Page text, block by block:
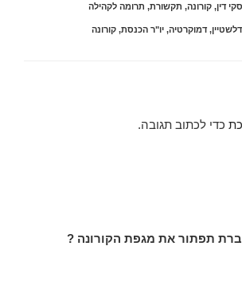
דין,קורונה, תקשורת, תרומה לקהילה
,דמוקרטיה,יו"ר הכנסת,קורונה
כדי לכתוב תגובה.
תפתור את מגפת הקורונה ?